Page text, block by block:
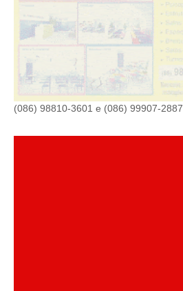
(086) 98810-3601 e (086) 99907-2887